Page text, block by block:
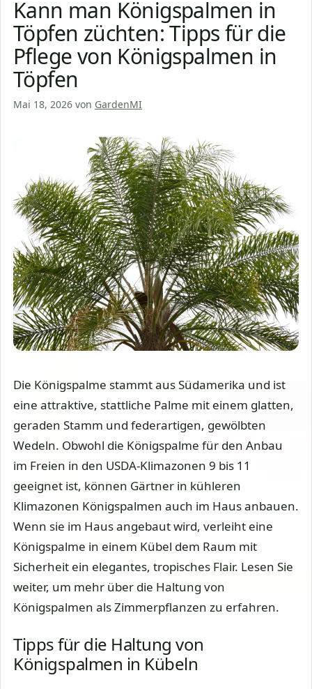
Kann man Königspalmen in
Töpfen züchten: Tipps für die
Pflege von Königspalmen in
Töpfen
Mai 18, 2026 von GardenMI
Die Königspalme stammt aus Südamerika und ist
eine attraktive, stattliche Palme mit einem glatten,
geraden Stamm und federartigen, gewölbten
Wedeln. Obwohl die Königspalme für den Anbau
im Freien in den USDA-Klimazonen 9 bis 11
geeignet ist, können Gärtner in kühleren
Klimazonen Königspalmen auch im Haus anbauen.
Wenn sie im Haus angebaut wird, verleiht eine
Königspalme in einem Kübel dem Raum mit
Sicherheit ein elegantes, tropisches Flair. Lesen Sie
weiter, um mehr über die Haltung von
Königspalmen als Zimmerpflanzen zu erfahren.
Tipps für die Haltung von
Königspalmen in Kübeln